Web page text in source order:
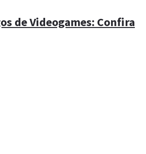
de Videogames: Confira